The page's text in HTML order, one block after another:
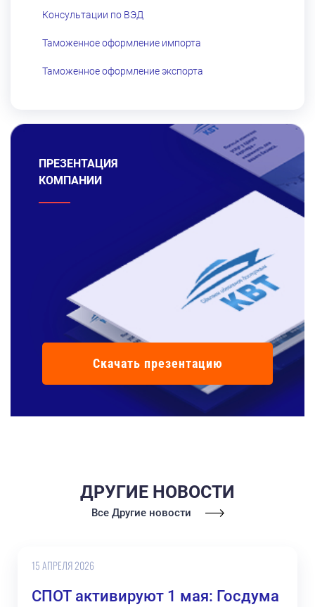
Консультации по ВЭД
Таможенное оформление импорта
Таможенное оформление экспорта
ПРЕЗЕНТАЦИЯ
КОМПАНИИ
Скачать презентацию
ДРУГИЕ НОВОСТИ
Все Другие новости
15 АПРЕЛЯ 2026
СПОТ активируют 1 мая: Госдума